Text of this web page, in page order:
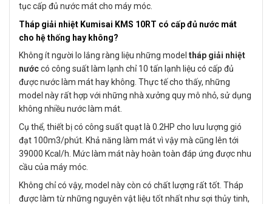
tục cấp đủ nước mát cho máy móc.
Tháp giải nhiệt Kumisai KMS 10RT có cấp đủ nước mát
cho hệ thống hay không?
Không ít người lo lắng ràng liệu những model tháp giải nhiệt
nướccó công suất làm lạnh chỉ 10 tấn lạnh liệu có cấp đủ
được nước làm mát hay không. Thực tế cho thấy, những
model này rất hợp với những nhà xưởng quy mô nhỏ, sử dụng
không nhiều nước làm mát.
Cụ thể, thiết bị có công suất quạt là 0.2HP cho lưu lượng gió
đạt 100m3/phút. Khả năng làm mát vì vậy mà cũng lên tới
39000 Kcal/h. Mức làm mát này hoàn toàn đáp ứng được nhu
cầu của máy móc.
Không chỉ có vậy, model này còn có chất lượng rất tốt. Tháp
được làm từ những nguyên vật liệu tốt nhất như sợi thủy tinh,